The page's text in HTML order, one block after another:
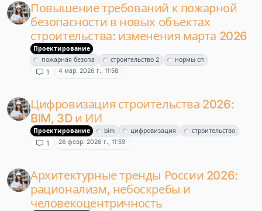
Повышение требований к пожарной
безопасности в новых объектах
строительства: изменения марта 2026
Проектирование
пожарная безопа
строительство 2 нормы сп
1 4 мар. 2026 г., 11:58
Цифровизация строительства 2026:
BIM, 3D и ИИ
Проектирование bim цифровизация строительство
1 26 февр. 2026 г., 11:59
Архитектурные тренды России 2026:
рационализм, небоскребы и
человекоцентричность